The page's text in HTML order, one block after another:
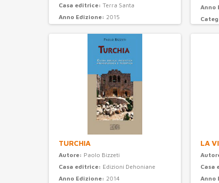
Casa editrice: Terra Santa
Anno Edizione: 2015
Anno
TURCHIA
Autore: Paolo Bizzeti
Casa editrice: Edizioni Dehoniane
Anno Edizione: 2014
LA
Casa
Anno